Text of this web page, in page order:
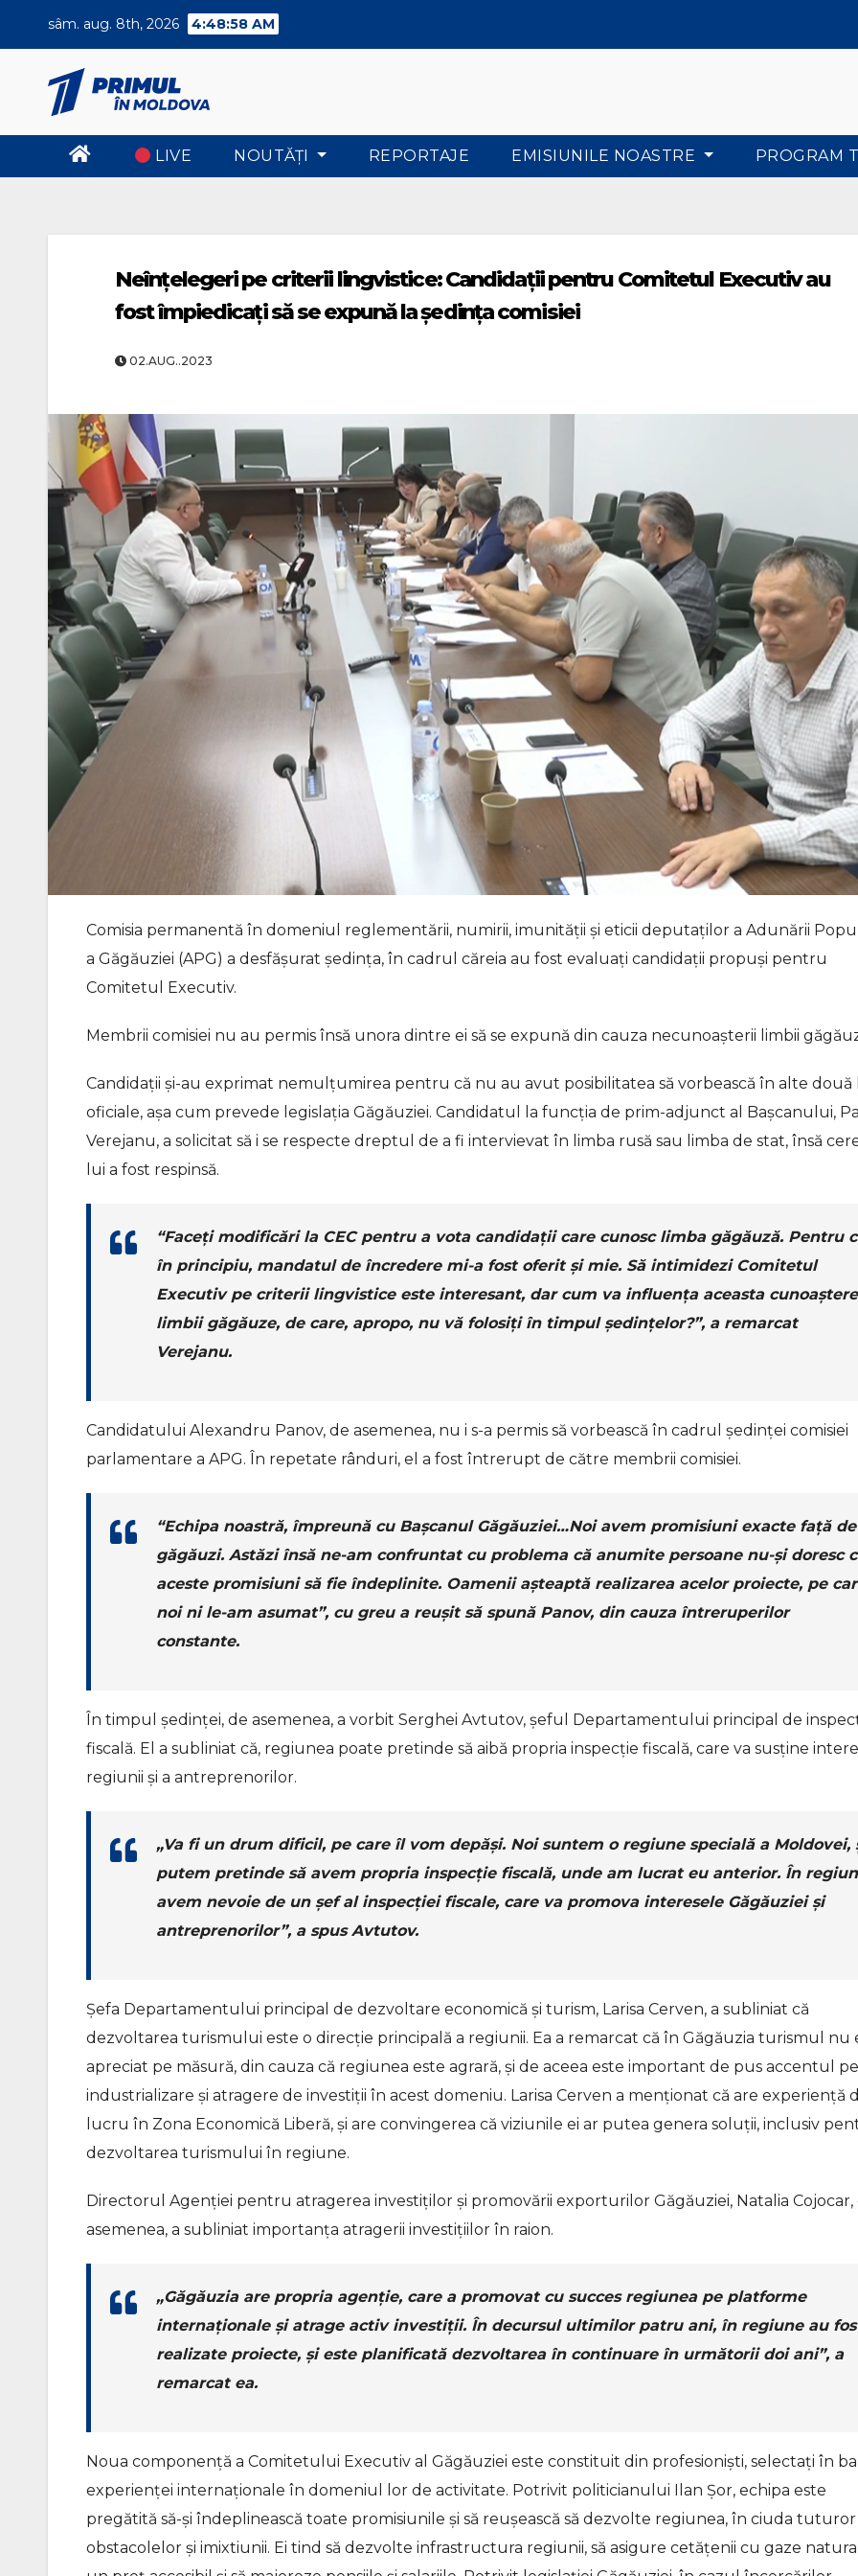
sâm. aug. 8th, 2026 4:48:59 AM
LIVE NOUTĂŢI REPORTAJE EMISIUNILE NOASTRE PROGRAM
Neînțelegeri pe criterii lingvistice: Candidații pentru Comitetul Executiv au
fost împiedicați să se expună la ședința comisiei
02.AUG..2023
Comisia permanentă în domeniul reglementării, numirii, imunității și eticii deputaților a Adunării
a Găgăuziei (APG) a desfășurat ședința, în cadrul căreia au fost evaluați candidații propuși pentru
Comitetul Executiv.
Membrii comisiei nu au permis însă unora dintre ei să se expună din cauza necunoașterii limbii
Candidații și-au exprimat nemulțumirea pentru că nu au avut posibilitatea să vorbească în alte două
oficiale, așa cum prevede legislația Găgăuziei. Candidatul la funcția de prim-adjunct al Bașcanului,
Verejanu, a solicitat să i se respecte dreptul de a fi intervievat în limba rusă sau limba de stat, însă
lui a fost respinsă.
“Faceți modificări la CEC pentru a vota candidații care cunosc limba găgăuză. Pentru
în principiu, mandatul de încredere mi-a fost oferit și mie. Să intimidezi Comitetul
Executiv pe criterii lingvistice este interesant, dar cum va influența aceasta
limbii găgăuze, de care, apropo, nu vă folosiți în timpul ședințelor?”, a remarcat
Verejanu.
Candidatului Alexandru Panov, de asemenea, nu i s-a permis să vorbească în cadrul ședinței comisiei
parlamentare a APG. În repetate rânduri, el a fost întrerupt de către membrii comisiei.
“Echipa noastră, împreună cu Bașcanul Găgăuziei…Noi avem promisiuni exacte față de
găgăuzi. Astăzi însă ne-am confruntat cu problema că anumite persoane nu-și doresc
aceste promisiuni să fie îndeplinite. Oamenii așteaptă realizarea acelor proiecte, pe
noi ni le-am asumat”, cu greu a reușit să spună Panov, din cauza întreruperilor
constante.
În timpul ședinței, de asemenea, a vorbit Serghei Avtutov, șeful Departamentului principal de
fiscală. El a subliniat că, regiunea poate pretinde să aibă propria inspecție fiscală, care va susține
regiunii și a antreprenorilor.
„Va fi un drum dificil, pe care îl vom depăși. Noi suntem o regiune specială a Moldovei,
putem pretinde să avem propria inspecție fiscală, unde am lucrat eu anterior. În
avem nevoie de un șef al inspecției fiscale, care va promova interesele Găgăuziei și
antreprenorilor”, a spus Avtutov.
Șefa Departamentului principal de dezvoltare economică și turism, Larisa Cerven, a subliniat că
dezvoltarea turismului este o direcție principală a regiunii. Ea a remarcat că în Găgăuzia turismul nu
apreciat pe măsură, din cauza că regiunea este agrară, și de aceea este important de pus accentul pe
industrializare și atragere de investiții în acest domeniu. Larisa Cerven a menționat că are experiență
lucru în Zona Economică Liberă, și are convingerea că viziunile ei ar putea genera soluții, inclusiv
dezvoltarea turismului în regiune.
Directorul Agenției pentru atragerea investiților și promovării exporturilor Găgăuziei, Natalia Cojocar,
asemenea, a subliniat importanța atragerii investițiilor în raion.
„Găgăuzia are propria agenție, care a promovat cu succes regiunea pe platforme
internaționale și atrage activ investiții. În decursul ultimilor patru ani, în regiune au
realizate proiecte, și este planificată dezvoltarea în continuare în următorii doi ani”, a
remarcat ea.
Noua componență a Comitetului Executiv al Găgăuziei este constituit din profesioniști, selectați în
experienței internaționale în domeniul lor de activitate. Potrivit politicianului Ilan Șor, echipa este
pregătită să-și îndeplinească toate promisiunile și să reușească să dezvolte regiunea, în ciuda tuturor
obstacolelor și imixtiunii. Ei tind să dezvolte infrastructura regiunii, să asigure cetățenii cu gaze